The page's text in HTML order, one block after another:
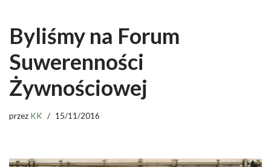
Byliśmy na Forum
Suwerenności
Żywnościowej
przez KK 15/11/2016